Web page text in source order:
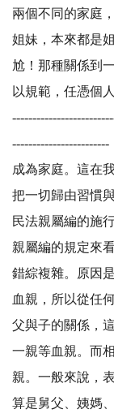
兩個不同的家庭
姐妹，本來都是
尬！那種關係到
以規範，任憑個
成為家庭。這在
把一切歸由習慣
民法親屬編的施
親屬編的規定來
錯綜複雜。原因
血親，所以從任
父與子的關係，
一親等血親。而
親。一般來說，
算是舅父、姨媽